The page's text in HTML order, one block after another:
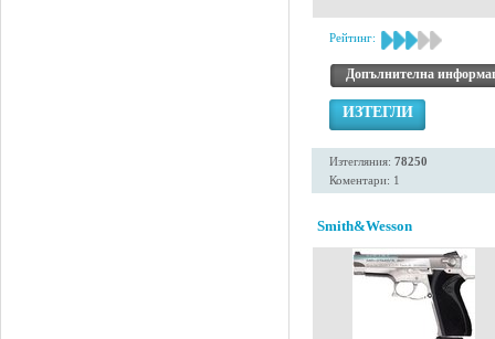
Рейтинг:
Допълнителна
ИЗТЕГЛИ
Изтегляния: 78250
Коментари: 1
Smith&Wesson